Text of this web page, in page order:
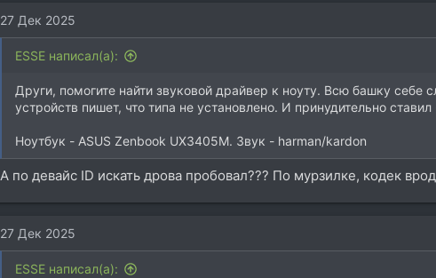
27 Дек 2025
ESSE написал(а):
Други, помогите найти звуковой драйвер к ноуту. Всю башку
устройств пишет, что типа не установлено. И принудительно
Ноутбук - ASUS Zenbook UX3405M. Звук - harman/kardon
А по девайс ID искать дрова пробовал??? По мурзилке, кодек
27 Дек 2025
ESSE написал(а):